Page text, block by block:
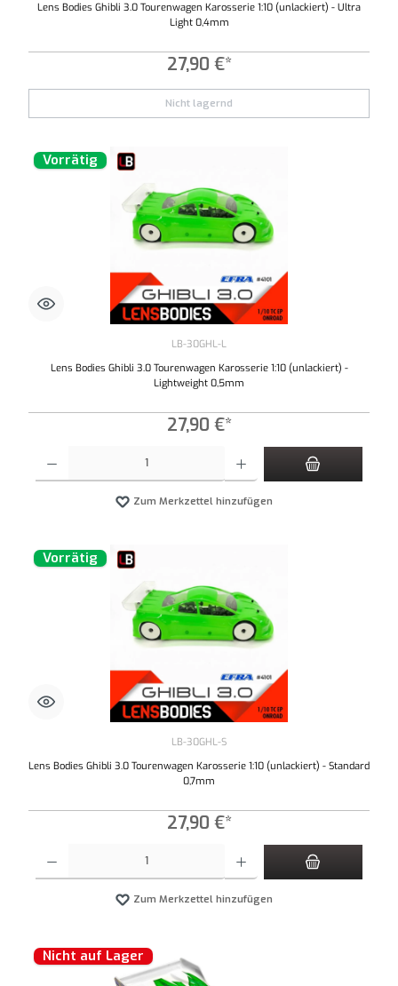
Lens Bodies Ghibli 3.0 Tourenwagen Karosserie 1:10 (unlackiert) - Ultra
Light 0,4mm
27,90 €*
Nicht lagernd
Vorrätig
LB-30GHL-L
Lens Bodies Ghibli 3.0 Tourenwagen Karosserie 1:10 (unlackiert) -
Lightweight 0,5mm
27,90 €*
Zum Merkzettel hinzufügen
Vorrätig
LB-30GHL-S
Lens Bodies Ghibli 3.0 Tourenwagen Karosserie 1:10 (unlackiert) - Standard
0,7mm
27,90 €*
Zum Merkzettel hinzufügen
Nicht auf Lager